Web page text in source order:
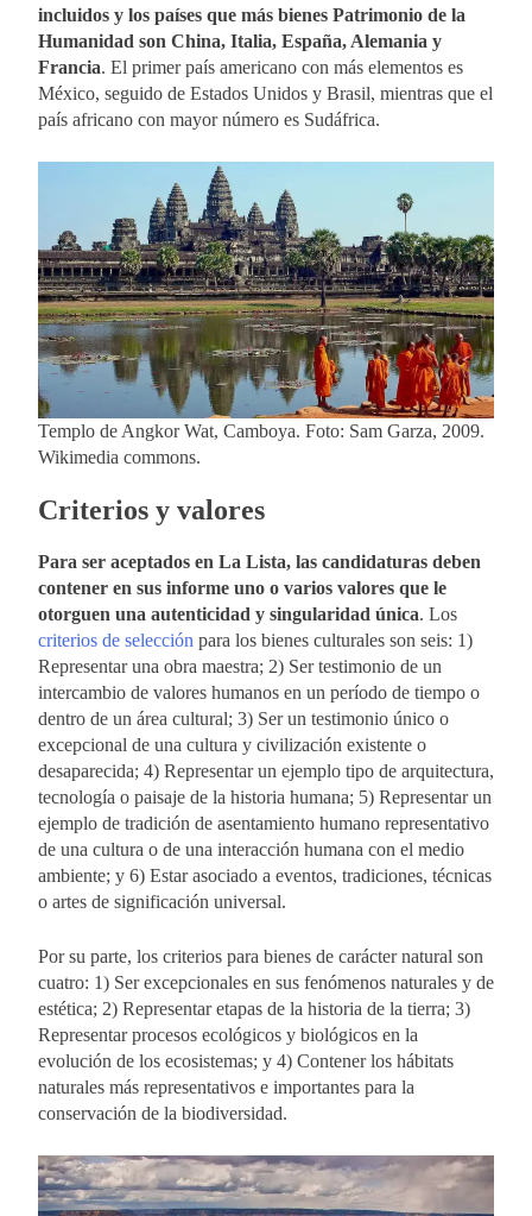
incluidos y los países que más bienes Patrimonio de la
Humanidad son China, Italia, España, Alemania y
Francia. El primer país americano con más elementos es
México, seguido de Estados Unidos y Brasil, mientras que el
país africano con mayor número es Sudáfrica.
Templo de Angkor Wat, Camboya. Foto: Sam Garza, 2009.
Wikimedia commons.
Criterios y valores
Para ser aceptados en La Lista, las candidaturas deben
contener en sus informe uno o varios valores que le
otorguen una autenticidad y singularidad única. Los
criterios de selección para los bienes culturales son seis: 1)
Representar una obra maestra; 2) Ser testimonio de un
intercambio de valores humanos en un período de tiempo o
dentro de un área cultural; 3) Ser un testimonio único o
excepcional de una cultura y civilización existente o
desaparecida; 4) Representar un ejemplo tipo de arquitectura,
tecnología o paisaje de la historia humana; 5) Representar un
ejemplo de tradición de asentamiento humano representativo
de una cultura o de una interacción humana con el medio
ambiente; y 6) Estar asociado a eventos, tradiciones, técnicas
o artes de significación universal.
Por su parte, los criterios para bienes de carácter natural son
cuatro: 1) Ser excepcionales en sus fenómenos naturales y de
estética; 2) Representar etapas de la historia de la tierra; 3)
Representar procesos ecológicos y biológicos en la
evolución de los ecosistemas; y 4) Contener los hábitats
naturales más representativos e importantes para la
conservación de la biodiversidad.